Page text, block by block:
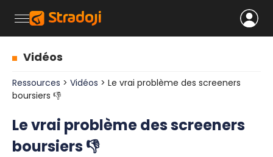
Vidéos
Ressources > Vidéos > Le vrai problème des screeners
boursiers 👎
Le vrai problème des screeners
boursiers 👎